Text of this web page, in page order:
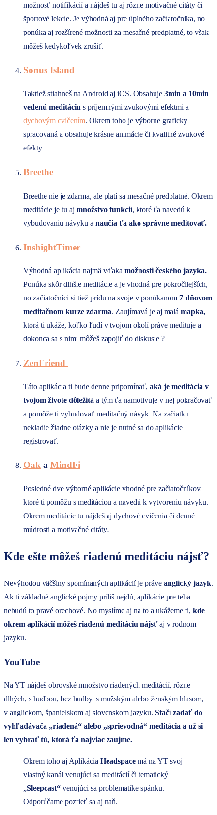
možnosť notifikácií a nájdeš tu aj rôzne motivačné citáty či
športové lekcie. Je výhodná aj pre úplného začiatočníka, no
ponúka aj rozšírené možnosti za mesačné predplatné, to však
môžeš kedykoľvek zrušiť.
Sonus Island
Taktiež stiahneš na Android aj iOS. Obsahuje 3min a 10min
vedenú meditáciu s príjemnými zvukovými efektmi a
dychovým cvičením. Okrem toho je výborne graficky
spracovaná a obsahuje krásne animácie či kvalitné zvukové
efekty.
Breethe
Breethe nie je zdarma, ale platí sa mesačné predplatné. Okrem
meditácie je tu aj množstvo funkcií, ktoré ťa navedú k
vybudovaniu návyku a naučia ťa ako správne meditovať.
InshightTimer
Výhodná aplikácia najmä vďaka možnosti českého jazyka.
Ponúka skôr dlhšie meditácie a je vhodná pre pokročilejších,
no začiatočníci si tiež prídu na svoje v ponúkanom 7-dňovom
meditačnom kurze zdarma. Zaujímavá je aj malá mapka,
ktorá ti ukáže, koľko ľudí v tvojom okolí práve medituje a
dokonca sa s nimi môžeš zapojiť do diskusie ?
ZenFriend
Táto aplikácia ti bude denne pripomínať, aká je meditácia v
tvojom živote dôležitá a tým ťa namotivuje v nej pokračovať
a pomôže ti vybudovať meditačný návyk. Na začiatku
nekladie žiadne otázky a nie je nutné sa do aplikácie
registrovať.
Oak a MindFi
Posledné dve výborné aplikácie vhodné pre začiatočníkov,
ktoré ti pomôžu s meditáciou a navedú k vytvoreniu návyku.
Okrem meditácie tu nájdeš aj dychové cvičenia či denné
múdrosti a motivačné citáty.
Kde ešte môžeš riadenú meditáciu nájsť?
Nevýhodou väčšiny spomínaných aplikácií je práve anglický jazyk.
Ak ti základné anglické pojmy príliš nejdú, aplikácie pre teba
nebudú to pravé orechové. No myslíme aj na to a ukážeme ti, kde
okrem aplikácií môžeš riadenú meditáciu nájsťaj v rodnom
jazyku.
YouTube
Na YT nájdeš obrovské množstvo riadených meditácií, rôzne
dlhých, s hudbou, bez hudby, s mužským alebo ženským hlasom,
v anglickom, španielskom aj slovenskom jazyku. Stačí zadať do
vyhľadávača „riadená“ alebo „sprievodná“ meditácia a už si
len vybrať tú, ktorá ťa najviac zaujme.
Okrem toho aj Aplikácia Headspace má na YT svoj
vlastný kanál venujúci sa meditácií či tematický
„Sleepcast“ venujúci sa problematike spánku.
Odporúčame pozrieť sa aj naň.